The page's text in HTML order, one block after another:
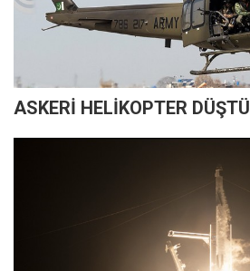
ASKERİ HELİKOPTER DÜŞTÜ